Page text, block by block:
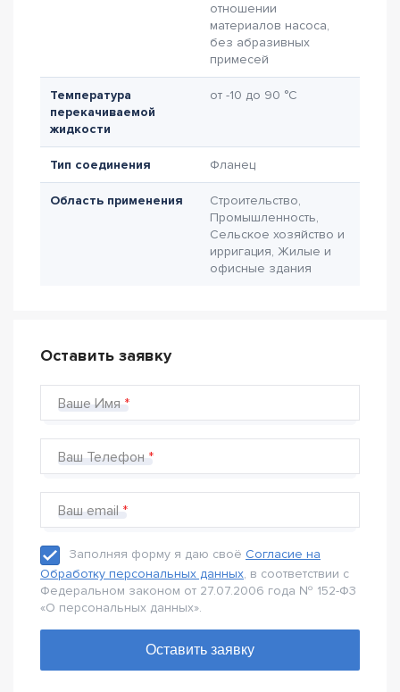
отношении
материалов насоса,
без абразивных
примесей
Температура
перекачиваемой
жидкости
от -10 до 90 °C
Тип соединения Фланец
Область применения
Строительство,
Промышленность,
Сельское хозяйство и
ирригация, Жилые и
офисные здания
Оставить заявку
Ваше Имя
Ваш Телефон
Ваш email
Заполняя форму я даю своё Согласие на
Обработку персональных данных, в соответствии с
Федеральном законом от 27.07.2006 года № 152-Ф3
«О персональных данных».